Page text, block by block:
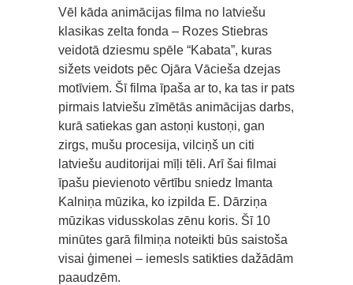
Vēl kāda animācijas filma no latviešu
klasikas zelta fonda – Rozes Stiebras
veidotā dziesmu spēle “Kabata”, kuras
sižets veidots pēc Ojāra Vācieša dzejas
motīviem. Šī filma īpaša ar to, ka tas ir pats
pirmais latviešu zīmētās animācijas darbs,
kurā satiekas gan astoņi kustoņi, gan
zirgs, mušu procesija, vilciņš un citi
latviešu auditorijai mīļi tēli. Arī šai filmai
īpašu pievienoto vērtību sniedz Imanta
Kalniņa mūzika, ko izpilda E. Dārziņa
mūzikas vidusskolas zēnu koris. Šī 10
minūtes garā filmiņa noteikti būs saistoša
visai ģimenei – iemesls satikties dažādām
paaudzēm.